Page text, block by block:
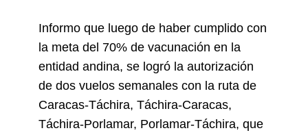
Informo que luego de haber cumplido con
la meta del 70% de vacunación en la
entidad andina, se logró la autorización
de dos vuelos semanales con la ruta de
Caracas-Táchira, Táchira-Caracas,
Táchira-Porlamar, Porlamar-Táchira, que